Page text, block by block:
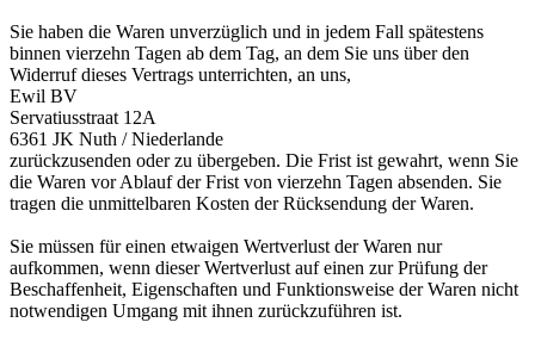
Sie haben die Waren unverzüglich und in jedem Fall spätestens
binnen vierzehn Tagen ab dem Tag, an dem Sie uns über den
Widerruf dieses Vertrags unterrichten, an uns,
Ewil BV
Servatiusstraat 12A
6361 JK Nuth / Niederlande
zurückzusenden oder zu übergeben. Die Frist ist gewahrt, wenn Sie
die Waren vor Ablauf der Frist von vierzehn Tagen absenden. Sie
tragen die unmittelbaren Kosten der Rücksendung der Waren.
Sie müssen für einen etwaigen Wertverlust der Waren nur
aufkommen, wenn dieser Wertverlust auf einen zur Prüfung der
Beschaffenheit, Eigenschaften und Funktionsweise der Waren nicht
notwendigen Umgang mit ihnen zurückzuführen ist.